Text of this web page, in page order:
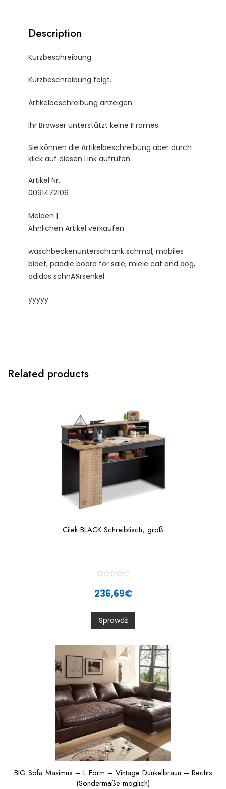
Description
Kurzbeschreibung
Kurzbeschreibung folgt.
Artikelbeschreibung anzeigen
Ihr Browser unterstützt keine IFrames.
Sie können die Artikelbeschreibung aber durch
klick auf diesen Link aufrufen.
Artikel Nr.:
0091472106
Melden |
Ähnlichen Artikel verkaufen
waschbeckenunterschrank schmal, mobiles
bidet, paddle board for sale, miele cat and dog,
adidas schnÃ¼rsenkel
yyyyy
Related products
Cilek BLACK Schreibtisch, groß
t
0
o
u
t
236,69€
Sprawdź
BIG Sofa Maximus – L Form – Vintage Dunkelbraun – Rechts
(Sondermaße möglich)